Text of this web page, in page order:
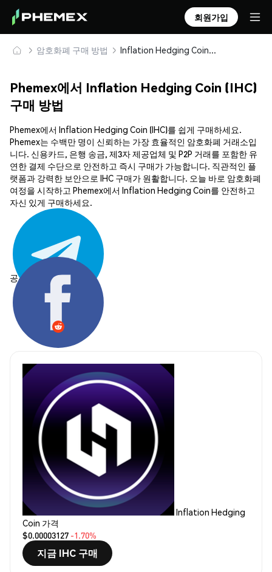
회원가입
암호화폐 구매 방법 Inflation Hedging Coin (IHC) 안전하게 구매 및 보관
Phemex에서 Inflation Hedging Coin (IHC)
구매 방법
Phemex에서 Inflation Hedging Coin (IHC)를 쉽게 구매하세요.
Phemex는 수백만 명이 신뢰하는 가장 효율적인 암호화폐 거래소입
니다. 신용카드, 은행 송금, 제3자 제공업체 및 P2P 거래를 포함한 유
연한 결제 수단으로 안전하고 즉시 구매가 가능합니다. 직관적인 플
랫폼과 강력한 보안으로 IHC 구매가 원활합니다. 오늘 바로 암호화폐
여정을 시작하고 Phemex에서 Inflation Hedging Coin를 안전하고
자신 있게 구매하세요.
공유하기:
Inflation Hedging
Coin 가격
$0.00003127 -1.70%
지금 IHC 구매